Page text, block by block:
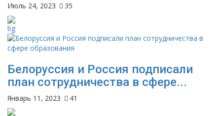
Июль 24, 2023 35
Белоруссия и Россия подписали
план сотрудничества в сфере...
Январь 11, 2023 41